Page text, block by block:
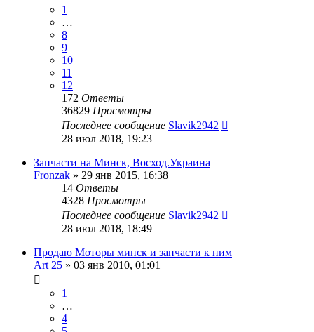
1
…
8
9
10
11
12
172 Ответы
36829 Просмотры
Последнее сообщение Slavik2942
28 июл 2018, 19:23
Запчасти на Минск, Восход.Украина
Fronzak » 29 янв 2015, 16:38
14 Ответы
4328 Просмотры
Последнее сообщение Slavik2942
28 июл 2018, 18:49
Продаю Моторы минск и запчасти к ним
Art 25 » 03 янв 2010, 01:01
1
…
4